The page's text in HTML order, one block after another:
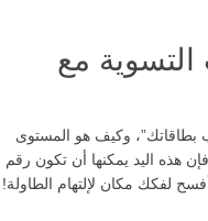
مع
بطاقاتك”، وكيف هو المستوى
هذه اليد يمكنها أن تكون رقم
لفكك مكان لإلتهام الطاولة!